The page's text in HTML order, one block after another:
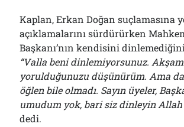
Kaplan, Erkan Doğan suçlamasına
açıklamalarını sürdürürken
Başkanı’nın kendisini
“Valla beni dinlemiyorsunuz.
yorulduğunuzu düşünürüm. Ama
öğlen bile olmadı. Sayın üyeler,
umudum yok, bari siz dinleyin Allah
dedi.